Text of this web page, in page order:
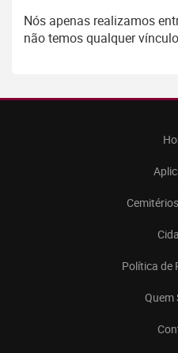
Nós apenas realizamos
não temos qualquer
Política de
Quem